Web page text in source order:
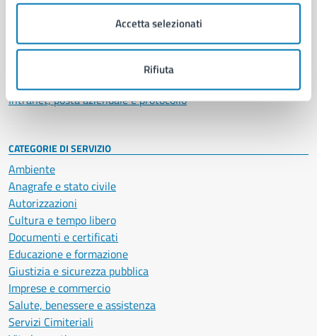
Accetta selezionati
Rifiuta
Politici
Intranet, posta aziendale e protocollo
CATEGORIE DI SERVIZIO
Ambiente
Anagrafe e stato civile
Autorizzazioni
Cultura e tempo libero
Documenti e certificati
Educazione e formazione
Giustizia e sicurezza pubblica
Imprese e commercio
Salute, benessere e assistenza
Servizi Cimiteriali